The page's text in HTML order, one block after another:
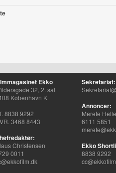
Ekko
32, 2. sal
København K
8838 9292
3468 8443
Christensen
0011
Sekretariat:
Annoncer:
Merete
6111 5851
Ekko
8838 9292